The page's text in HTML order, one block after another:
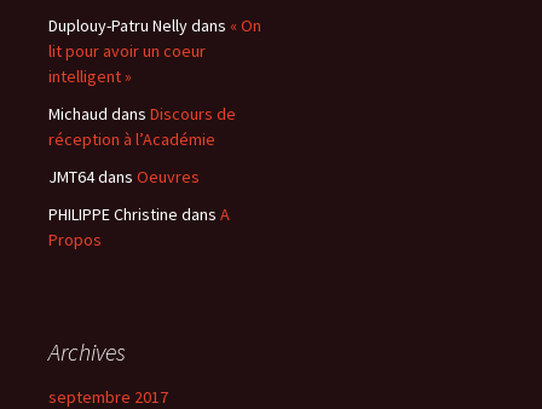
Duplouy-Patru Nellydans « On
lit pour avoir un coeur
intelligent »
Michaud dans Discours de
réception à l’Académie
JMT64dans Oeuvres
PHILIPPE Christine dans A
Propos
Archives
septembre 2017